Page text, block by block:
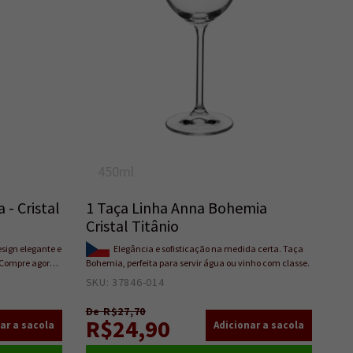
- Cristal
elegante e
agora e
1 Taça Linha Anna Bohemia
Cristal Titânio
Elegância e sofisticação na medida certa. Taça
Bohemia, perfeita para servir água ou vinho com classe.
SKU: 37846-014
De R$27,70
R$24,90